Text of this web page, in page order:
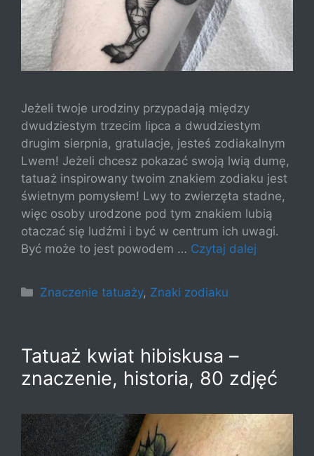
Jeżeli twoje urodziny przypadają między
dwudziestym trzecim lipca a dwudziestym
drugim sierpnia, gratulacje, jesteś zodiakalnym
Lwem! Jeżeli chcesz pokazać swoją lwią dumę,
tatuaż inspirowany twoim znakiem zodiaku jest
świetnym pomysłem! Lwy to zwierzęta stadne,
więc osoby urodzone pod tym znakiem lubią
otaczać się ludźmi i być w centrum ich uwagi.
Być może to jest powodem … Czytaj dalej
Kategorie
Znaczenie tatuaży, Znaki zodiaku
Tatuaż kwiat hibiskusa –
znaczenie, historia, 80 zdjęć